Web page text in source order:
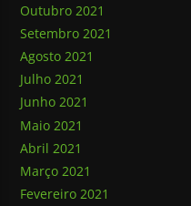
Outubro 2021
Setembro 2021
Agosto 2021
Julho 2021
Junho 2021
Maio 2021
Abril 2021
Março 2021
Fevereiro 2021